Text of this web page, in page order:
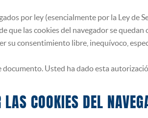
por ley (esencialmente por la Ley de
que las cookies del navegador se
su consentimiento libre, inequívoco,
documento. Usted ha dado esta
COOKIES DEL